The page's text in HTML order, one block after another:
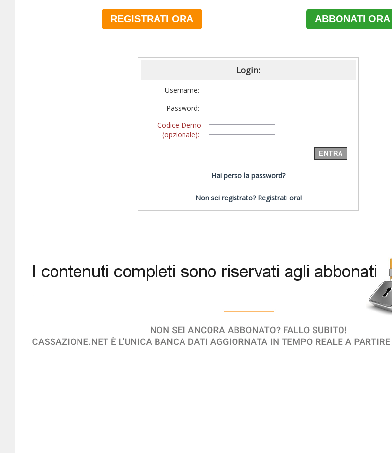
REGISTRATI ORA ABBONATI ORA
Login:
Username:
Password:
Codice Demo
(opzionale):
Hai perso la password?
Non sei registrato? Registrati ora!